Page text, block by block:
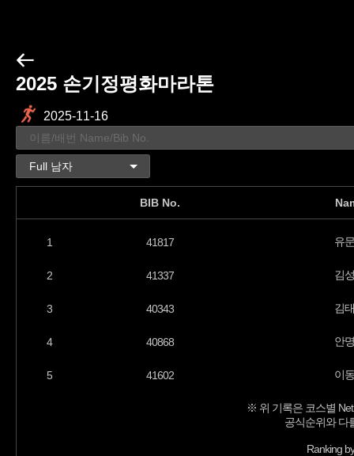
2025 손기정평화마라톤
2025-11-16
BIB No.
1 41817 유
2 41337 김
3 40343 김
4 40868 안
5 41602 이
※ 위 기록은 코스별
공식순위와 다
Ranking